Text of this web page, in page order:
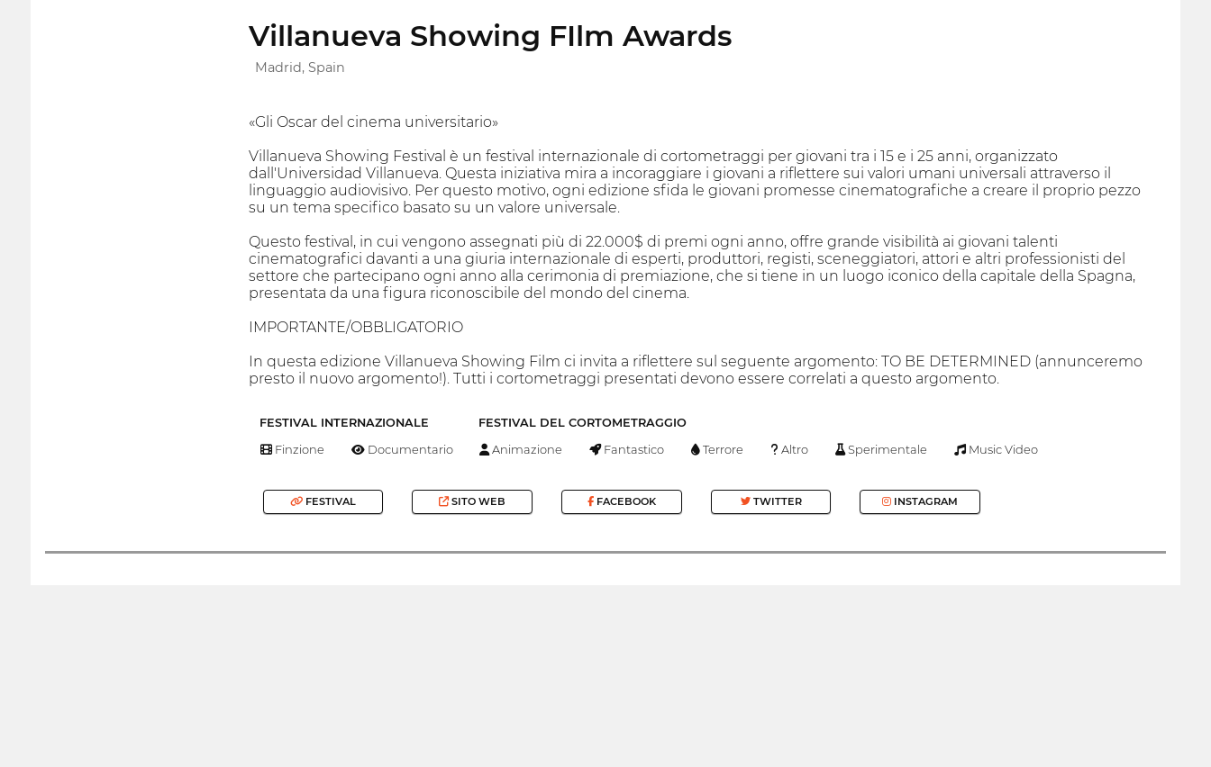
Villanueva Showing FIlm Awards
Madrid, Spain
«Gli Oscar del cinema universitario»
Villanueva Showing Festival è un festival internazionale di cortometraggi per giovani tra i 15 e i 25 anni, organizzato
dall'Universidad Villanueva. Questa iniziativa mira a incoraggiare i giovani a riflettere sui valori umani universali attraverso il
linguaggio audiovisivo. Per questo motivo, ogni edizione sfida le giovani promesse cinematografiche a creare il proprio pezzo
su un tema specifico basato su un valore universale.
Questo festival, in cui vengono assegnati più di 22.000$ di premi ogni anno, offre grande visibilità ai giovani talenti
cinematografici davanti a una giuria internazionale di esperti, produttori, registi, sceneggiatori, attori e altri professionisti del
settore che partecipano ogni anno alla cerimonia di premiazione, che si tiene in un luogo iconico della capitale della Spagna,
presentata da una figura riconoscibile del mondo del cinema.
IMPORTANTE/OBBLIGATORIO
In questa edizione Villanueva Showing Film ci invita a riflettere sul seguente argomento: TO BE DETERMINED (annunceremo
presto il nuovo argomento!). Tutti i cortometraggi presentati devono essere correlati a questo argomento.
FESTIVAL INTERNAZIONALE FESTIVAL DEL CORTOMETRAGGIO
Finzione Documentario Animazione Fantastico Terrore Altro Sperimentale Music Video
FESTIVAL SITO WEB FACEBOOK TWITTER INSTAGRAM